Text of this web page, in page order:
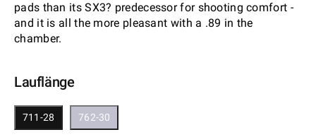
pads than its SX3? predecessor for shooting comfort -
and it is all the more pleasant with a .89 in the
chamber.
Lauflänge
711-28 762-30